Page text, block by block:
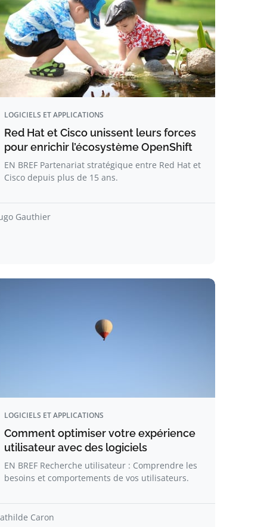
LOGICIELS ET APPLICATIONS
Red Hat et Cisco unissent leurs forces
pour enrichir l’écosystème OpenShift
EN BREF Partenariat stratégique entre Red Hat et
Cisco depuis plus de 15 ans.
Gauthier
LOGICIELS ET APPLICATIONS
Comment optimiser votre expérience
utilisateur avec des logiciels
EN BREF Recherche utilisateur : Comprendre les
besoins et comportements de vos utilisateurs.
Caron